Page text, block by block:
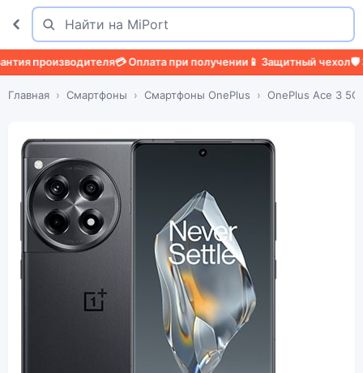
Поиск
Найти
💳 Оплата при получении📱 Защитный чехол🛡️
Главная Смартфоны Смартфоны OnePlus OnePlus Ace 3 5G